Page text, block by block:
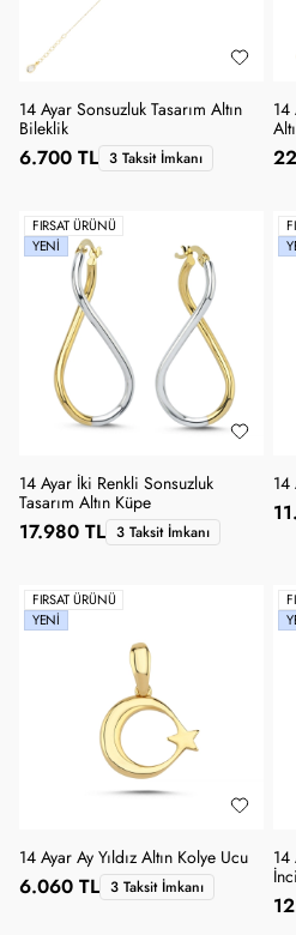
14 Ayar Sonsuzluk Tasarım Altın
Bileklik
6.700 TL 3 Taksit İmkanı
14
FIRSAT ÜRÜNÜ
YENI
14 Ayar İki Renkli Sonsuzluk
Tasarım Altın Küpe
17.980 TL 3 Taksit İmkanı
14
FIRSAT ÜRÜNÜ
YENI
14 Ayar Ay Yıldız Altın Kolye Ucu
6.060 TL 3 Taksit İmkanı
14